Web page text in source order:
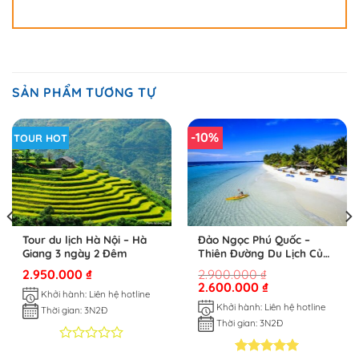
SẢN PHẨM TƯƠNG TỰ
TOUR HOT
Tour du lịch Hà Nội – Hà
Giang 3 ngày 2 Đêm
2.950.000₫
Khởi hành: Liên hệ hotline
Thời gian: 3N2Đ
-10%
Đảo Ngọc Phú Quốc –
Thiên Đường Du Lịch Của
Miền Nhiệt Đới
2.900.000₫
2.600.000₫
Khởi hành: Liên hệ hotline
Thời gian: 3N2Đ